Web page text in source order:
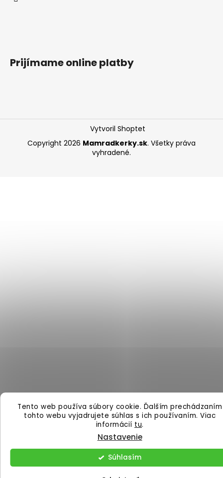
Tento web používa súbory cookie. Ďalším prechádzaním
tohto webu vyjadrujete súhlas s ich používaním. Viac
informácií tu.
Nastavenie
Súhlasím
Prijímame online platby
Vytvoril Shoptet
Copyright 2026 Mamradkerky.sk. Všetky práva
vyhradené.